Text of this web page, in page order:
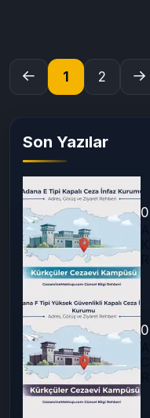
1 2
Son Yazılar